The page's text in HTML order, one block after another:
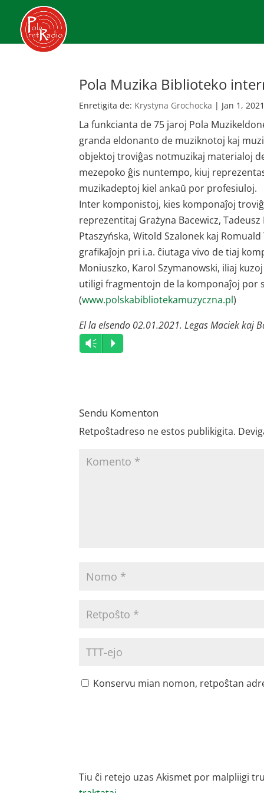
Pola Muzika Biblioteko
Enretigita de: Krystyna Grochocka | Jan 1, 2021
La funkcianta de 75 jaroj Pola
granda eldonanto de muziknotoj kaj
objektoj troviĝas notmuzikaj materialoj
mezepoko ĝis nuntempo, kiuj
muzikadeptoj kiel ankaŭ por profesiuloj.
Inter komponistoj, kies komponaĵoj
reprezentitaj Grażyna Bacewicz,
Ptaszyńska, Witold Szalonek kaj
grafikaĵojn pri i.a. ĉiutaga vivo de tiaj
Moniuszko, Karol Szymanowski, iliaj
utiligi fragmentojn de la komponaĵoj por
(www.polskabibliotekamuzyczna.pl)
El la elsendo 02.01.2021. Legas Maciek kaj
Audio
Player
Vm P
Sendu Komenton
Retpoŝtadreso ne estos publikigita.
Konservu mian nomon, retpoŝtan
Tiu ĉi retejo uzas Akismet por malpliigi